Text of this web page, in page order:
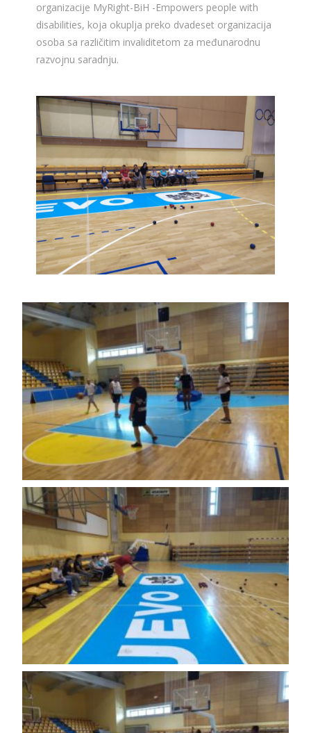
organizacije MyRight-BiH -Empowers people with
disabilities, koja okuplja preko dvadeset organizacija
osoba sa različitim invaliditetom za međunarodnu
razvojnu saradnju.